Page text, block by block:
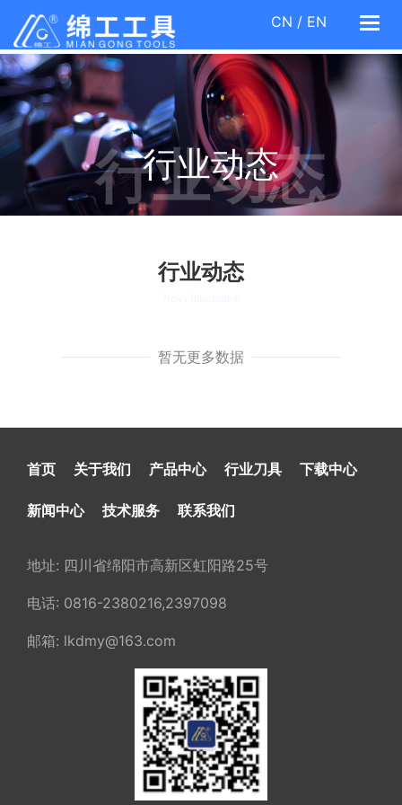
CN / EN
行业动态
行业动态
行业动态
暂无更多数据
首页 关于我们 产品中心 行业刀具 下载中心
新闻中心 技术服务 联系我们
地址: 四川省绵阳市高新区虹阳路25号
电话: 0816-2380216,2397098
邮箱: lkdmy@163.com